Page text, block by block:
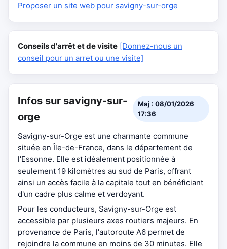
Proposer un site web pour savigny-sur-orge
Conseils d'arrêt et de visite [Donnez-nous un
conseil pour un arret ou une visite]
Infos sur savigny-sur-
orge
Maj : 08/01/2026
17:36
Savigny-sur-Orge est une charmante commune
située en Île-de-France, dans le département de
l'Essonne. Elle est idéalement positionnée à
seulement 19 kilomètres au sud de Paris, offrant
ainsi un accès facile à la capitale tout en bénéficiant
d'un cadre plus calme et verdoyant.
Pour les conducteurs, Savigny-sur-Orge est
accessible par plusieurs axes routiers majeurs. En
provenance de Paris, l'autoroute A6 permet de
rejoindre la commune en moins de 30 minutes. Elle